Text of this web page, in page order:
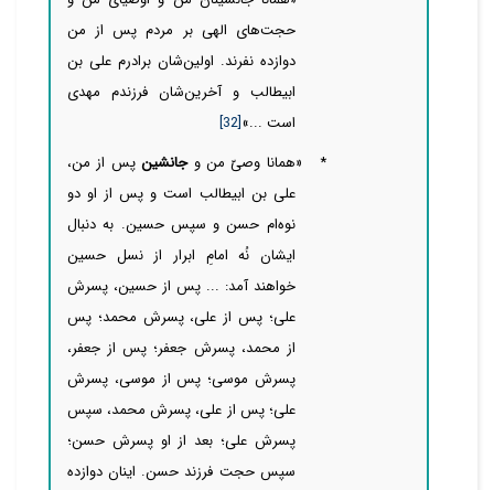
حجت‌‌‌‌های الهی بر مردم پس از من
دوازده نفرند. اولین‌‌‌‌‌‌شان برادرم علی بن
ابیطالب و آخرین‌‌‌‌‌‌شان فرزندم مهدی
است ...»[32]
* «همانا وصیّ من وجانشینپس از من،
علی بن ابیطالب است و پس از او دو
نوه‌‌‌ام حسن و سپس حسین. به دنبال
ایشان نُه امامِ ابرار از نسل حسین
خواهند آمد: ... پس از حسین، پسرش
علی؛ پس از علی، پسرش محمد؛ پس
از محمد، پسرش جعفر؛ پس از جعفر،
پسرش موسی؛ پس از موسی، پسرش
علی؛ پس از علی، پسرش محمد، سپس
پسرش علی؛ بعد از او پسرش حسن؛
سپس حجت فرزند حسن. اینان دوازده